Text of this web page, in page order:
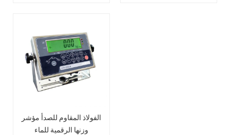
الفولاذ المقاوم للصدأ مؤشر
وزنها الرقمية للماء